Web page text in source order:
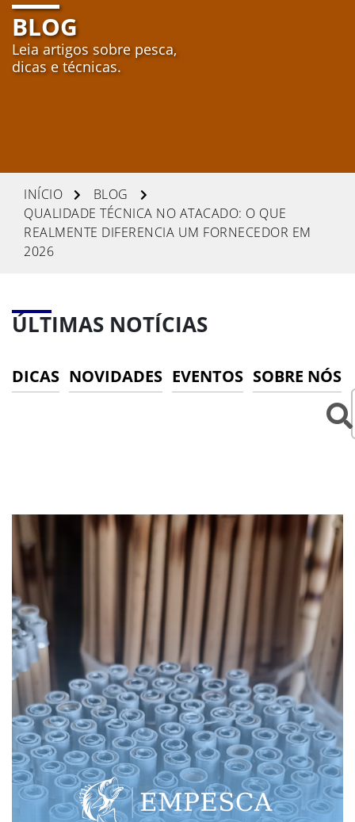
BLOG
Leia artigos sobre pesca,
dicas e técnicas.
INÍCIO
BLOG
QUALIDADE TÉCNICA NO ATACADO: O QUE
REALMENTE DIFERENCIA UM FORNECEDOR EM
2026
ÚLTIMAS NOTÍCIAS
DICAS NOVIDADES EVENTOS SOBRE NÓS